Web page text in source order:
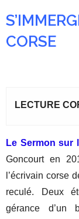
CORSE
LECTURE
Le Sermon sur
Goncourt en
l’écrivain corse
reculé. Deux
gérance d’un